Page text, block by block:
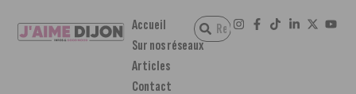
Accueil
Sur nos réseaux
Articles
Contact